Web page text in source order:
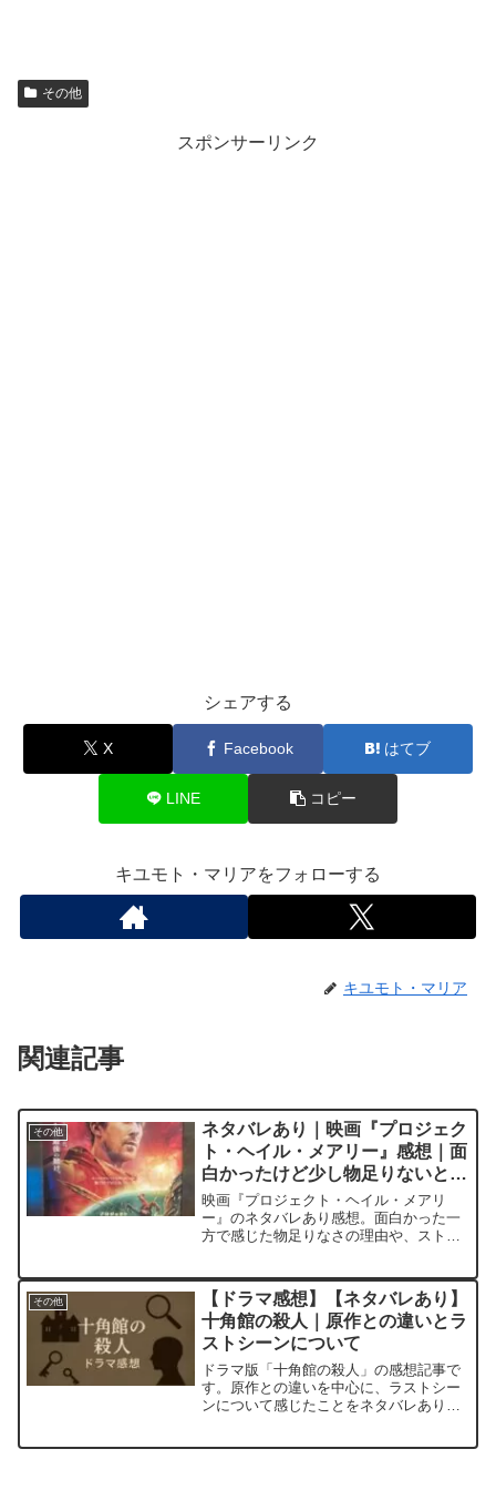
その他
スポンサーリンク
シェアする
X Facebook はてブ
LINE コピー
キユモト・マリアをフォローする
キユモト・マリア
関連記事
その他
ネタバレあり｜映画『プロジェク
ト・ヘイル・メアリー』感想｜面
白かったけど少し物足りないと感
じた理由
映画『プロジェクト・ヘイル・メアリ
ー』のネタバレあり感想。面白かった一
方で感じた物足りなさの理由や、ストラ
いています。
その他
【ドラマ感想】【ネタバレあり】
十角館の殺人｜原作との違いとラ
ストシーンについて
ドラマ版「十角館の殺人」の感想記事で
す。原作との違いを中心に、ラストシー
ンについて感じたことをネタバレありで